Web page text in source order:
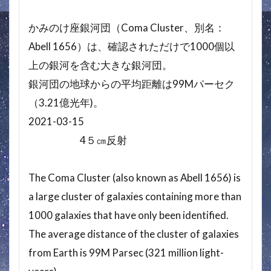
かみのけ座銀河団（Coma Cluster、別名：
Abell 1656）は、確認されただけで1000個以
上の銀河を含む大きな銀河団。
銀河団の地球からの平均距離は99Mパーセク
（3.21億光年)。
2021-03-15
4５㎝反射
The Coma Cluster (also known as Abell 1656) is
a large cluster of galaxies containing more than
1000 galaxies that have only been identified.
The average distance of the cluster of galaxies
from Earth is 99M Parsec (321 million light-